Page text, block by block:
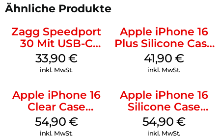
Ähnliche Produkte
Zagg Speedport
30 Mit USB-C
Kabel Weiß
33,90 €
inkl. MwSt.
Apple iPhone 16
Plus Silicone Case
MagSafe Stone
Gray
41,90 €
inkl. MwSt.
Apple iPhone 16
Clear Case
MagSafe
Transparent
54,90 €
inkl. MwSt.
Apple iPhone 16
Silicone Case
MagSafe Lake
Green
54,90 €
inkl. MwSt.